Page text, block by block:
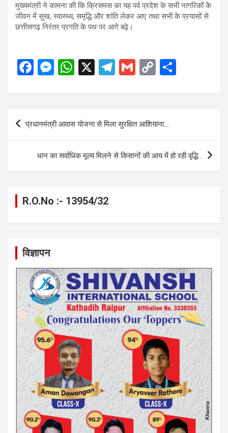
मुख्यमंत्री ने कामना की कि क्रिसमस का यह पर्व प्रदेश के सभी नागरिकों के
जीवन में सुख, स्वास्थ्य, समृद्धि और शांति लेकर आए तथा सभी के प्रयासों से
छत्तीसगढ़ निरंतर प्रगति के पथ पर आगे बढ़े।
F
ce
o
o
k
M
se
n
g
er
W
at
s
A
p
p
X
T
e
gr
a
m
G
ail
C
py
n
k
ar
Post
navigation
प्रधानमंत्री आवास योजना से मिला सुरक्षित आशियाना….
धान का सर्वाधिक मूल्य मिलने से किसानों की आय में हो रही वृद्धि…
R.O.No :- 13954/32
विज्ञापन